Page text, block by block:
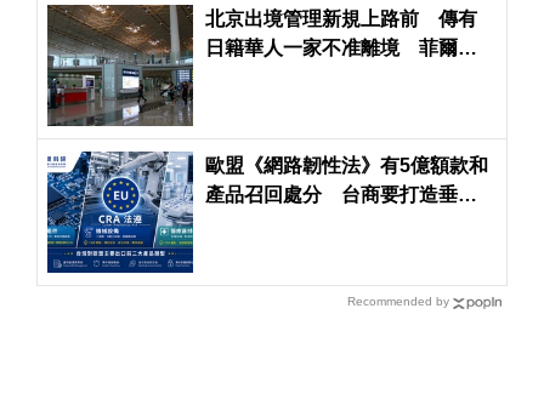
北京出境管理新規上路前 傳有
日籍華人一家不准離境 菲爾茲
歐盟《網路韌性法》有5億額款和
產品召回處分 台商要打造垂直
Recommended by